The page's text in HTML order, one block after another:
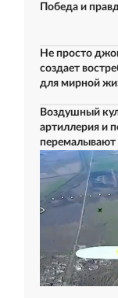
Победа и
Не просто
создает
для мирной
Воздушный
артиллерия и